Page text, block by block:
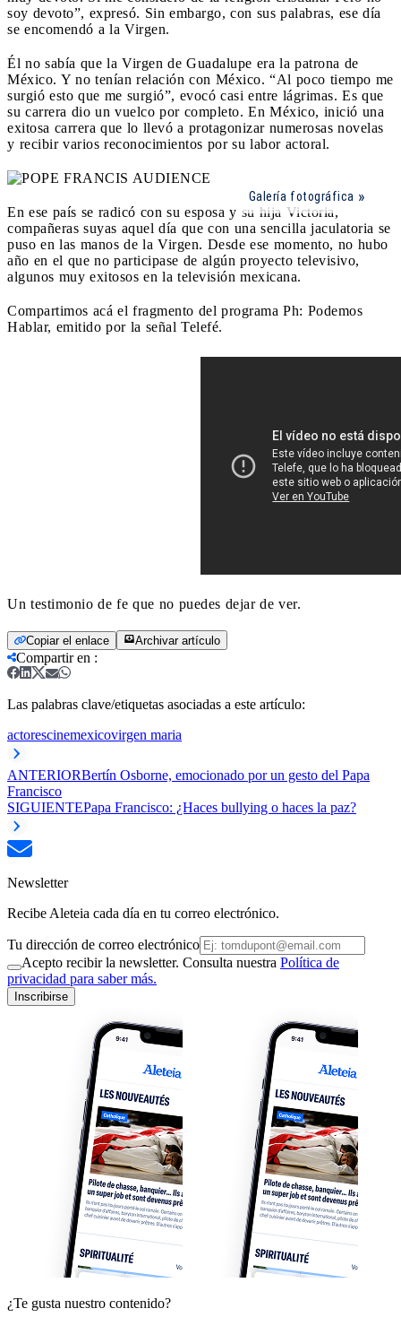
soy devoto”, expresó. Sin embargo, con sus palabras, ese día
se encomendó a la Virgen.
Él no sabía que la Virgen de Guadalupe era la patrona de
México. Y no tenían relación con México. “Al poco tiempo me
surgió esto que me surgió”, evocó casi entre lágrimas. Es que
su carrera dio un vuelco por completo. En México, inició una
exitosa carrera que lo llevó a protagonizar numerosas novelas
y recibir varios reconocimientos por su labor actoral.
Galería fotográfica
En ese país se radicó con su esposa y su hija Victoria,
compañeras suyas aquel día que con una sencilla jaculatoria se
puso en las manos de la Virgen. Desde ese momento, no hubo
año en el que no participase de algún proyecto televisivo,
algunos muy exitosos en la televisión mexicana.
Compartimos acá el fragmento del programa Ph: Podemos
Hablar, emitido por la señal Telefé.
Un testimonio de fe que no puedes dejar de ver.
Copiar el enlace Archivar artículo
Compartir en :
Las palabras clave/etiquetas asociadas a este artículo:
actorescinemexicovirgen maria
ANTERIORBertín Osborne, emocionado por un gesto del Papa
Francisco
SIGUIENTEPapa Francisco: ¿Haces bullying o haces la paz?
Newsletter
Recibe Aleteia cada día en tu correo electrónico.
Tu dirección de correo electrónico
Acepto recibir la newsletter. Consulta nuestra Política de
privacidad para saber más.
Inscribirse
¿Te gusta nuestro contenido?